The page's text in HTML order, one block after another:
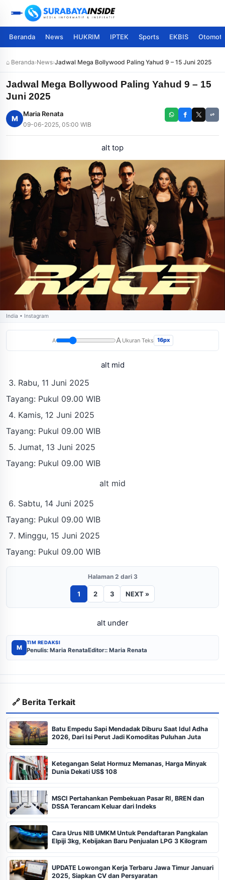
Beranda News HUKRIM IPTEK Sports EKBIS
⌂ Beranda›News›Jadwal Mega Bollywood Paling Yahud 9 – 15 Juni 2025
Jadwal Mega Bollywood Paling Yahud 9 – 15
Juni 2025
M
Maria Renata
09-06-2025, 05:00 WIB
alt top
India • Instagram
A A Ukuran Teks 16px
alt mid
Rabu, 11 Juni 2025
Tayang: Pukul 09.00 WIB
Kamis, 12 Juni 2025
Tayang: Pukul 09.00 WIB
Jumat, 13 Juni 2025
Tayang: Pukul 09.00 WIB
alt mid
Sabtu, 14 Juni 2025
Tayang: Pukul 09.00 WIB
Minggu, 15 Juni 2025
Tayang: Pukul 09.00 WIB
Halaman 2 dari 3
1 2 3 NEXT »
alt under
M
TIM REDAKSI
Penulis: Maria RenataEditor:: Maria Renata
🔗 Berita Terkait
Batu Empedu Sapi Mendadak Diburu Saat Idul Adha
2026, Dari Isi Perut Jadi Komoditas Puluhan Juta
Ketegangan Selat Hormuz Memanas, Harga Minyak
Dunia Dekati US$ 108
MSCI Pertahankan Pembekuan Pasar RI, BREN dan
DSSA Terancam Keluar dari Indeks
Cara Urus NIB UMKM Untuk Pendaftaran Pangkalan
Elpiji 3kg, Kebijakan Baru Penjualan LPG 3 Kilogram
UPDATE Lowongan Kerja Terbaru Jawa Timur Januari
2025, Siapkan CV dan Persyaratan